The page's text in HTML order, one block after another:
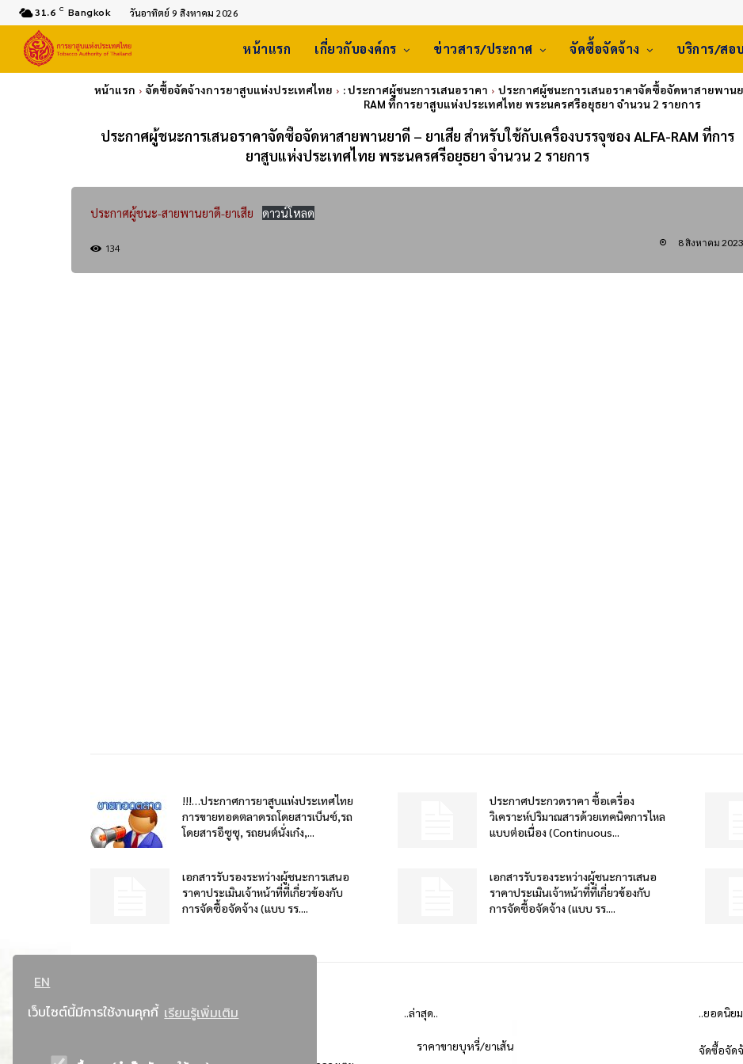
EN
เว็บไซต์นี้มีการใช้งานคุกกี้ เรียนรู้เพิ่มเติม
31.6 C Bangkok วันอาทิตย์ 9 สิงหาคม 2026
หน้าแรก เกี่ยวกับองค์กร ข่าวสาร/ประกาศ จัดซื้อจัดจ้าง บริการ/สอ
หน้าแรก จัดซื้อจัดจ้างการยาสูบแห่งประเทศไทย : ประกาศผู้ชนะการเสนอราคา
ประกาศผู้ชนะการเสนอราคาจัดซื้อจัดหาสายพาน
RAM ที่การยาสูบแห่งประเทศไทย พระนครศรีอยุธยา จำนวน 2 รายการ
ประกาศผู้ชนะการเสนอราคาจัดซื้อจัดหาสายพานยาดี – ยาเสีย สำหรับใช้กับเครื่องบรรจุซอง ALFA-RAM ที่การ
ยาสูบแห่งประเทศไทย พระนครศรีอยุธยา จำนวน 2 รายการ
ประกาศผู้ชนะ-สายพานยาดี-ยาเสีย ดาวน์โหลด
134 8 สิงหาคม 2023
!!!…ประกาศการยาสูบแห่งประเทศไทย
การขายทอดตลาดรถโดยสารเบ็นซ์,รถ
โดยสารอีซูซุ, รถยนต์นั่งเก๋ง,...
ประกาศประกวดราคา ซื้อเครื่อง
วิเคราะห์ปริมาณสารด้วยเทคนิคการไหล
แบบต่อเนื่อง (Continuous...
เอกสารรับรองระหว่างผู้ชนะการเสนอ
ราคาประเมินเจ้าหน้าที่ที่เกี่ยวข้องกับ
การจัดซื้อจัดจ้าง (แบบ รร....
เอกสารรับรองระหว่างผู้ชนะการเสนอ
ราคาประเมินเจ้าหน้าที่ที่เกี่ยวข้องกับ
การจัดซื้อจัดจ้าง (แบบ รร....
..ล่าสุด..
ราคาขายบุหรี่/ยาเส้น
..ยอดนิย
จัดซื้อจัด